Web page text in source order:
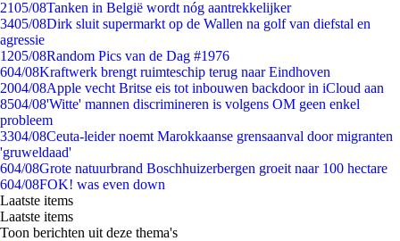
2105/08Tanken in België wordt nóg aantrekkelijker
3405/08Dirk sluit supermarkt op de Wallen na golf van diefstal en
agressie
1205/08Random Pics van de Dag #1976
604/08Kraftwerk brengt ruimteschip terug naar Eindhoven
2004/08Apple vecht Britse eis tot inbouwen backdoor in iCloud aan
8504/08'Witte' mannen discrimineren is volgens OM geen enkel
probleem
3304/08Ceuta-leider noemt Marokkaanse grensaanval door migranten
'gruweldaad'
604/08Grote natuurbrand Boschhuizerbergen groeit naar 100 hectare
604/08FOK! was even down
Laatste items
Laatste items
Toon berichten uit deze thema's